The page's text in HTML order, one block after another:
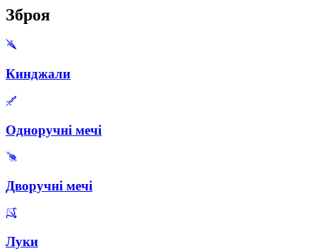
Зброя
Кинджали
Одноручні мечі
Дворучні мечі
Луки